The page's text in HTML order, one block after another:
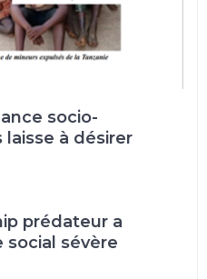
socio-
à désirer
prédateur a
social sévère